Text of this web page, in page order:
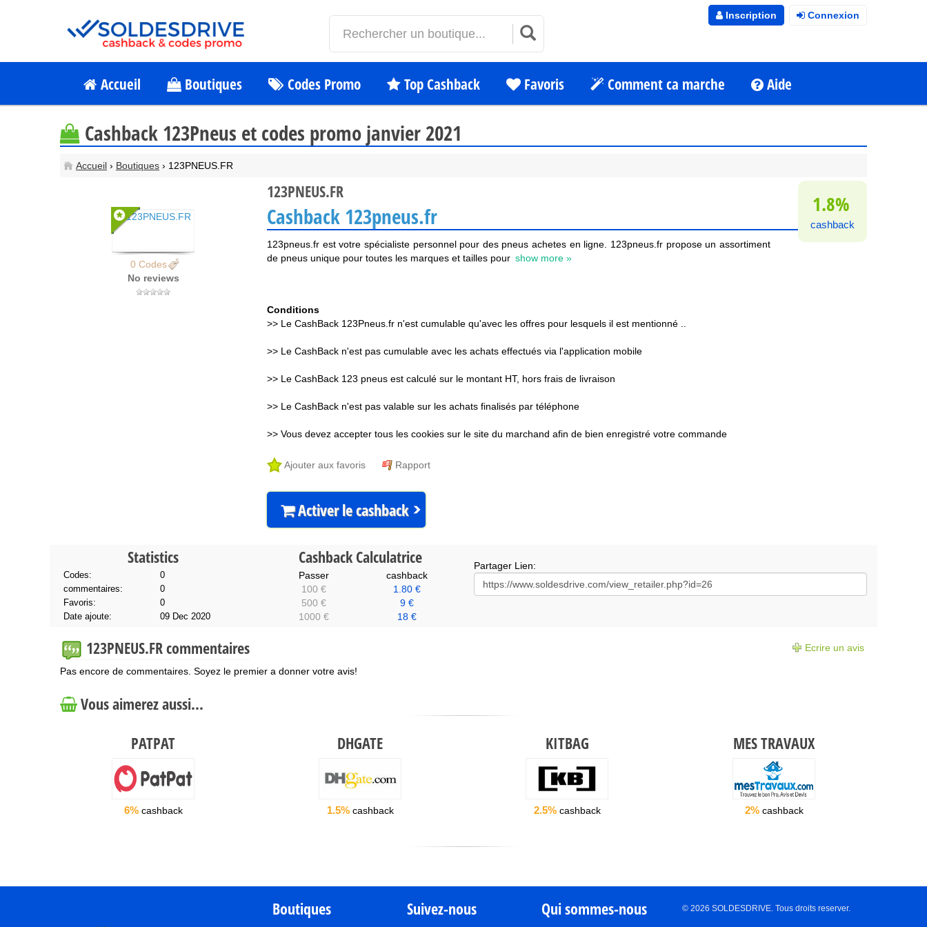
Inscription Connexion
Accueil Boutiques Codes Promo Top Cashback Favoris Comment ca marche Aide
Cashback 123Pneus et codes promo janvier 2021
Accueil › Boutiques › 123PNEUS.FR
0 Codes
No reviews
1.8%
cashback
123PNEUS.FR
Cashback 123pneus.fr
123pneus.fr est votre spécialiste personnel pour des pneus achetes en ligne. 123pneus.fr propose un assortiment
de pneus unique pour toutes les marques et tailles pour show more »
Conditions
>> Le CashBack 123Pneus.fr n'est cumulable qu'avec les offres pour lesquels il est mentionné ..
>> Le CashBack n'est pas cumulable avec les achats effectués via l'application mobile
>> Le CashBack 123 pneus est calculé sur le montant HT, hors frais de livraison
>> Le CashBack n'est pas valable sur les achats finalisés par téléphone
>> Vous devez accepter tous les cookies sur le site du marchand afin de bien enregistré votre commande
Ajouter aux favoris Rapport
Activer le cashback
Statistics
Codes:
0
commentaires:
0
Favoris:
0
Date ajoute:
09 Dec 2020
Cashback Calculatrice
Passer
cashback
100 €
1.80 €
500 €
9 €
1000 €
18 €
Partager Lien:
123PNEUS.FR commentaires Ecrire un avis
Pas encore de commentaires. Soyez le premier a donner votre avis!
Vous aimerez aussi...
PATPAT
6%cashback
DHGATE
1.5%cashback
KITBAG
2.5%cashback
MES TRAVAUX
2%cashback
Boutiques Suivez-nous Qui sommes-nous © 2026 SOLDESDRIVE. Tous droits reserver.